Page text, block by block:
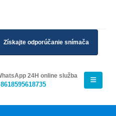
Získajte odporúčanie snímača
24H online služba